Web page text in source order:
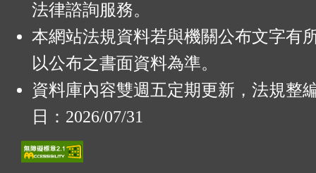
法律諮詢服務。
本網站法規資料若與機關公布文字有
以公布之書面資料為準。
資料庫內容雙週五定期更新，法規整
日：2026/07/31